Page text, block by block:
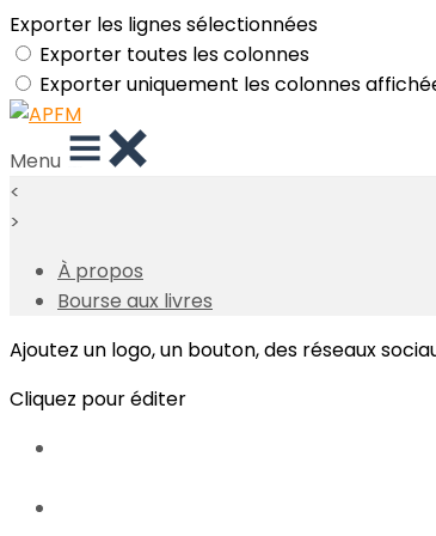
Exporter les lignes sélectionnées
Exporter toutes les colonnes
Exporter uniquement les colonnes
Menu
<
>
À propos
Bourse aux livres
Ajoutez un logo, un bouton, des réseaux
Cliquez pour éditer